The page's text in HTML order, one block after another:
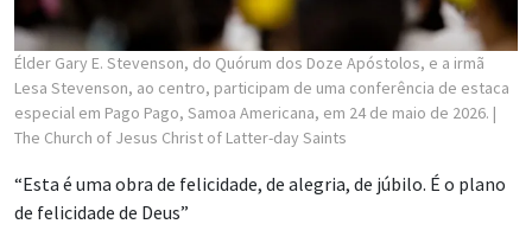
Élder Gary E. Stevenson, do Quórum dos Doze Apóstolos, e a irmã
Lesa Stevenson, ao centro, participam de uma conferência de estaca
especial em Pago Pago, Samoa Americana, em 24 de maio de 2026. |
The Church of Jesus Christ of Latter-day Saints
“Esta é uma obra de felicidade, de alegria, de júbilo. É o plano
de felicidade de Deus”